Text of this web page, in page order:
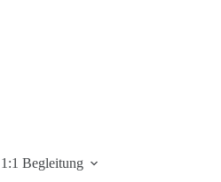
1:1 Begleitung